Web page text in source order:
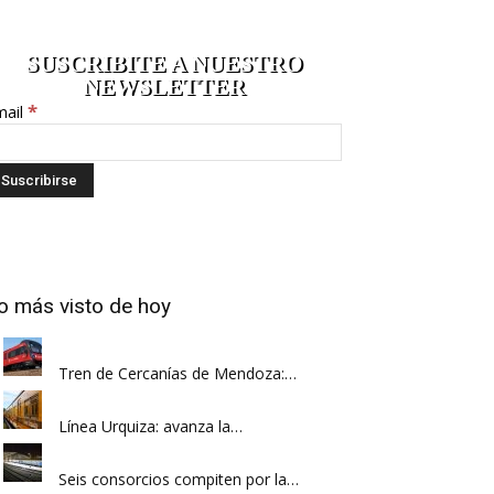
SUSCRIBITE A NUESTRO
NEWSLETTER
*
más visto de hoy
Tren de Cercanías de Mendoza:…
Línea Urquiza: avanza la…
Seis consorcios compiten por la…